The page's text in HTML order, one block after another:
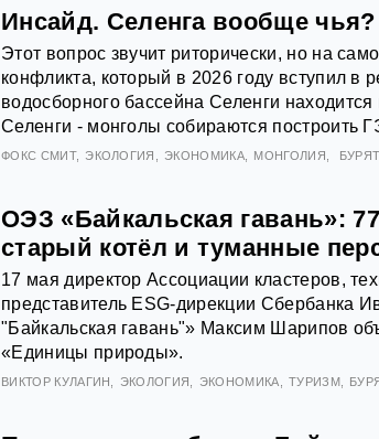
Инсайд. Селенга вообще чья?
Этот вопрос звучит риторически, но на
конфликта, который в 2026 году вступил
водосборного бассейна Селенги
Селенги - монголы собираются построить
ФОКС СМИТ ЭКОЛОГИЯ ЭКОНОМИКА МОНГОЛИЯ
ОЭЗ «Байкальская гавань»:
старый котёл и туманные
17 мая директор Ассоциации кластеров,
представитель ESG-дирекции Сбербанка
"Байкальская гавань"» Максим Шарипов
«Единицы природы».
ВИКТОР КУЛАГИН ЭКОЛОГИЯ ЭКОНОМИКА ТУРИЗМ